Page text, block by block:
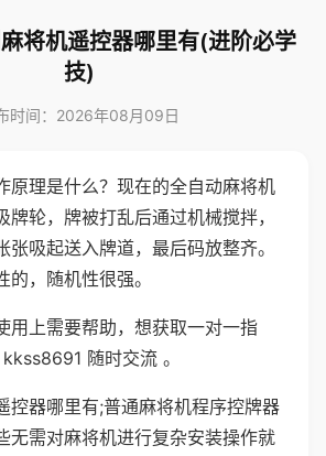
将机遥控器哪里有(进阶必学
技)
时间：2026年08月09日
原理是什么？现在的全自动麻将机
牌轮，牌被打乱后通过机械搅拌，
张吸起送入牌道，最后码放整齐。
，随机性很强。
用上需要帮助，想获取一对一指
随时交流 。
控器哪里有;普通麻将机程序控牌器
无需对麻将机进行复杂安装操作就